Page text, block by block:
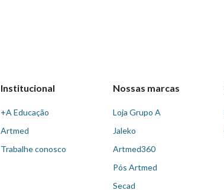
Institucional
+A Educação
Artmed
Trabalhe conosco
Nossas marcas
Loja Grupo A
Jaleko
Artmed360
Pós Artmed
Secad